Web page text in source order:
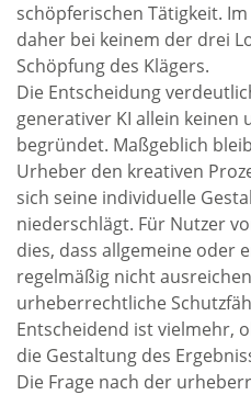
schöpferischen Tätigkeit.
daher bei keinem der drei
Schöpfung des Klägers.
Die Entscheidung
generativer KI allein
begründet. Maßgeblich
Urheber den kreativen
sich seine individuelle
niederschlägt. Für Nutzer
dies, dass allgemeine oder
regelmäßig nicht
urheberrechtliche
Entscheidend ist vielmehr,
die Gestaltung des
Die Frage nach der